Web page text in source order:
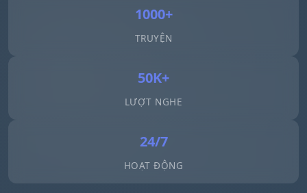
1000+
TRUYỆN
50K+
LƯỢT NGHE
24/7
HOẠT ĐỘNG